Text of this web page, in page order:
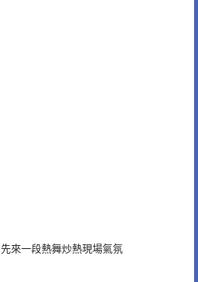
先來一段熱舞炒熱現場氣氛